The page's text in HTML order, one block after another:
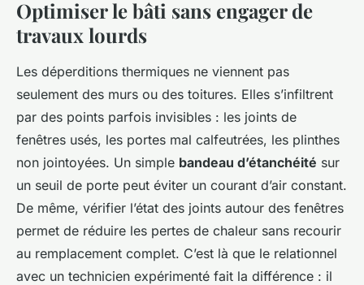
Optimiser le bâti sans engager de
travaux lourds
Les déperditions thermiques ne viennent pas
seulement des murs ou des toitures. Elles s’infiltrent
par des points parfois invisibles : les joints de
fenêtres usés, les portes mal calfeutrées, les plinthes
non jointoyées. Un simple bandeau d’étanchéité sur
un seuil de porte peut éviter un courant d’air constant.
De même, vérifier l’état des joints autour des fenêtres
permet de réduire les pertes de chaleur sans recourir
au remplacement complet. C’est là que le relationnel
avec un technicien expérimenté fait la différence : il